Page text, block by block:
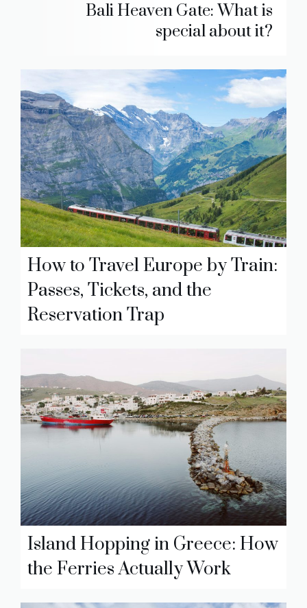
Bali Heaven Gate: What is
special about it?
How to Travel Europe by Train:
Passes, Tickets, and the
Reservation Trap
Island Hopping in Greece: How
the Ferries Actually Work